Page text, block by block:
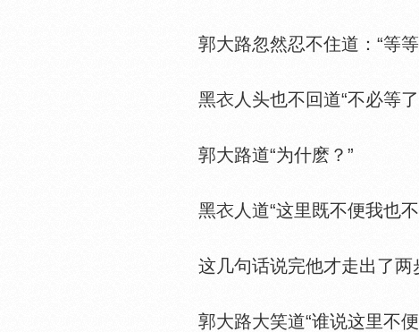
郭大路忽然忍不住道：“等等
黑 人头也不回道“不必等
郭大路道“为什麽？”
黑 人道“这里既不便我也
这几句话说完他才走出了两
郭大路大笑道“谁说这里不便